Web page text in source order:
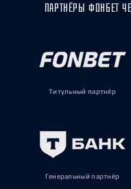
ПАРТНЁРЫ ФОНБЕТ
Титульный партнёр
Генеральный партнёр